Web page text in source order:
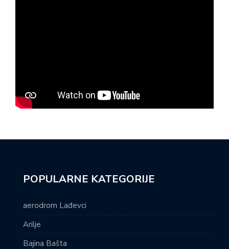
POPULARNE KATEGORIJE
aerodrom Lađevci
Arilje
Bajina Bašta